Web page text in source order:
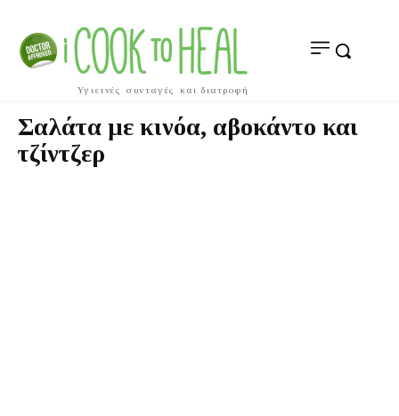
Υγιεινές συνταγές και διατροφή
Σαλάτα με κινόα, αβοκάντο και
τζίντζερ